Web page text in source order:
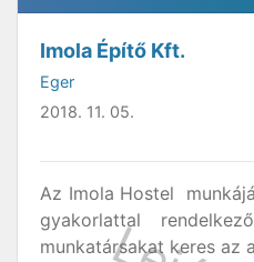
Imola Építő Kft.
Eger
2018. 11. 05.
Az Imola Hostel
gyakorlattal
munkatársakat keres az